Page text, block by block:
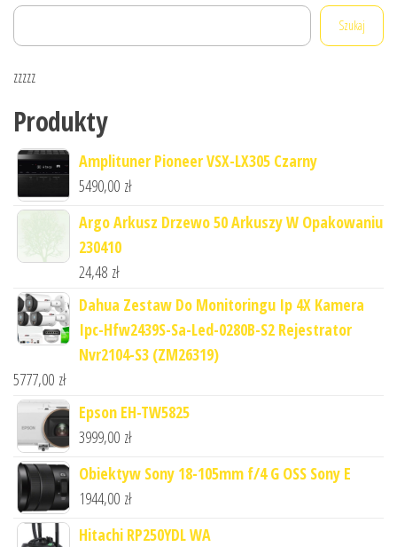
Szukaj
zzzzz
Produkty
Amplituner Pioneer VSX-LX305 Czarny
5490,00 zł
Argo Arkusz Drzewo 50 Arkuszy W Opakowaniu
230410
24,48 zł
Dahua Zestaw Do Monitoringu Ip 4X Kamera
Ipc-Hfw2439S-Sa-Led-0280B-S2 Rejestrator
Nvr2104-S3 (ZM26319)
5777,00 zł
Epson EH-TW5825
3999,00 zł
Obiektyw Sony 18-105mm f/4 G OSS Sony E
1944,00 zł
Hitachi RP250YDL WA